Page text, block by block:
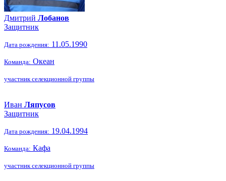
Дмитрий Лобанов
Защитник
Дата рождения: 11.05.1990
Команда: Океан
участник селекционной группы
Иван Ляпусов
Защитник
Дата рождения: 19.04.1994
Команда: Кафа
участник селекционной группы